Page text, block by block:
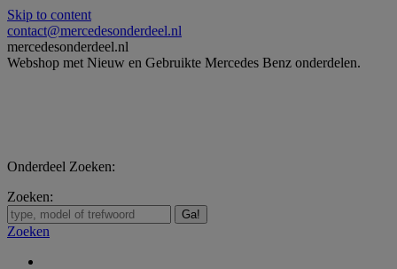
Skip to content
contact@mercedesonderdeel.nl
mercedesonderdeel.nl
Webshop met Nieuw en Gebruikte Mercedes Benz onderdelen.
Onderdeel Zoeken:
Zoeken:
Zoeken